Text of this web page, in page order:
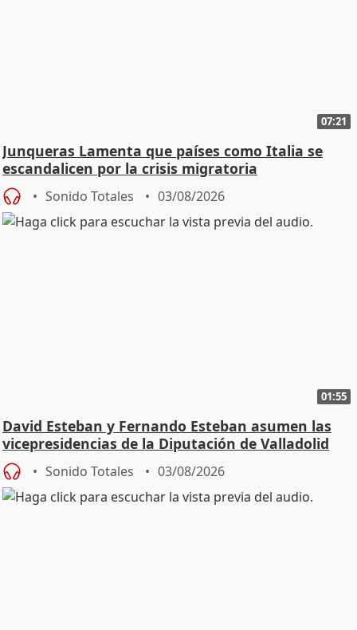
07:21
Junqueras Lamenta que países como Italia se
escandalicen por la crisis migratoria
Sonido Totales 03/08/2026
01:55
David Esteban y Fernando Esteban asumen las
vicepresidencias de la Diputación de Valladolid
Sonido Totales 03/08/2026